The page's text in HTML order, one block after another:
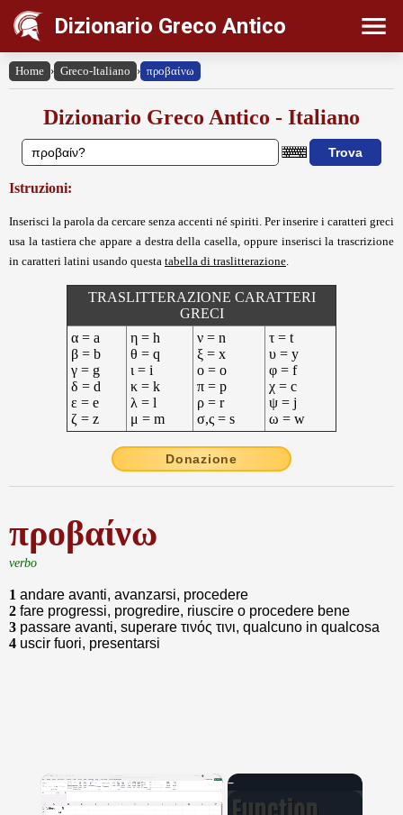
Dizionario Greco Antico
Home › Greco-Italiano › προβαίνω
Dizionario Greco Antico - Italiano
Istruzioni:
Inserisci la parola da cercare senza accenti né spiriti. Per inserire i caratteri greci
usa la tastiera che appare a destra della casella, oppure inserisci la trascrizione
in caratteri latini usando questa tabella di traslitterazione
TRASLITTERAZIONE CARATTERI
GRECI
α = a
β = b
γ = g
δ = d
ε = e
ζ = z
η = h
θ = q
ι = i
κ = k
λ = l
μ = m
ν = n
ξ = x
ο = o
π = p
ρ = r
σ,ς = s
τ = t
υ = y
φ = f
χ = c
ψ = j
ω = w
Donazione
προβαίνω
verbo
1 andare avanti, avanzarsi, procedere
2 fare progressi, progredire, riuscire o procedere bene
3 passare avanti, superare τινός τινι, qualcuno in qualcosa
4 uscir fuori, presentarsi
×